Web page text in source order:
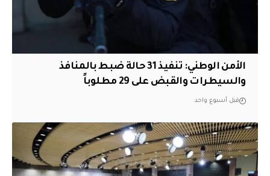
الأمن الوطني: تنفيذ 31 حالة ضبط بالمنافذ
والسيطرات والقبض على 29 مطلوباً
قبل أسبوع واحد